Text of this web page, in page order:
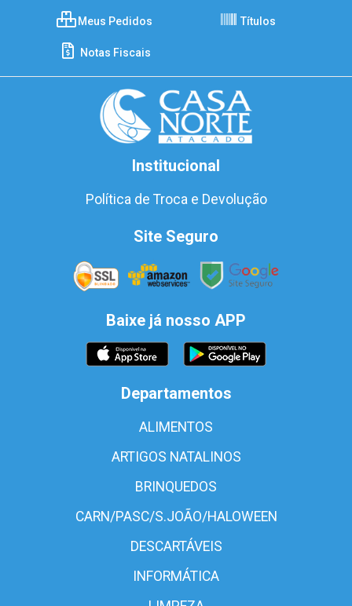
Meus Pedidos Títulos
Notas Fiscais
Institucional
Política de Troca e Devolução
Site Seguro
Baixe já nosso APP
Departamentos
ALIMENTOS
ARTIGOS NATALINOS
BRINQUEDOS
CARN/PASC/S.JOÃO/HALOWEEN
DESCARTÁVEIS
INFORMÁTICA